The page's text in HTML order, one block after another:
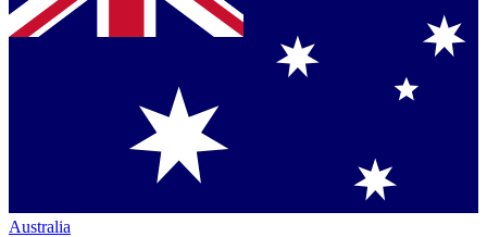
Australia